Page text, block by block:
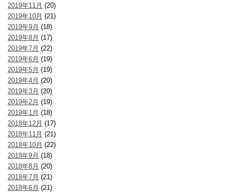
2019年11月 (20)
2019年10月 (21)
2019年9月 (18)
2019年8月 (17)
2019年7月 (22)
2019年6月 (19)
2019年5月 (19)
2019年4月 (20)
2019年3月 (20)
2019年2月 (19)
2019年1月 (18)
2018年12月 (17)
2018年11月 (21)
2018年10月 (22)
2018年9月 (18)
2018年8月 (20)
2018年7月 (21)
2018年6月 (21)